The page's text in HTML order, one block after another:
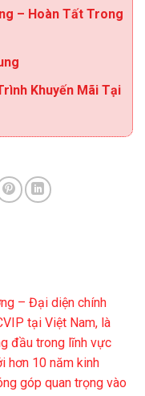
– Hoàn Tất Trong
Khuyến Mãi Tại
– Đại diện chính
tại Việt Nam, là
đầu trong lĩnh vực
hơn 10 năm kinh
góp quan trọng vào